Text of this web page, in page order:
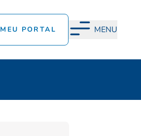
MEU PORTAL MENU